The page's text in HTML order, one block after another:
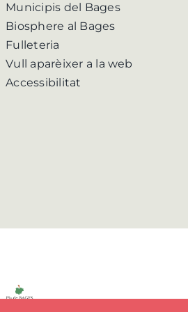
Municipis del Bages
Biosphere al Bages
Fulleteria
Vull aparèixer a la web
Accessibilitat